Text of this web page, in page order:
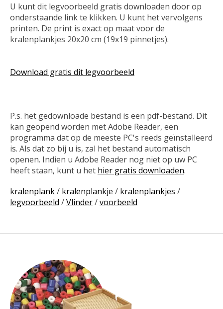
U kunt dit legvoorbeeld gratis downloaden door op
onderstaande link te klikken. U kunt het vervolgens
printen. De print is exact op maat voor de
kralenplankjes 20x20 cm (19x19 pinnetjes).
Download gratis dit legvoorbeeld
P.s. het gedownloade bestand is een pdf-bestand. Dit
kan geopend worden met Adobe Reader, een
programma dat op de meeste PC's reeds geïnstalleerd
is. Als dat zo bij u is, zal het bestand automatisch
openen. Indien u Adobe Reader nog niet op uw PC
heeft staan, kunt u het hier gratis downloaden.
kralenplank/ kralenplankje / kralenplankjes /
legvoorbeeld /Vlinder/voorbeeld